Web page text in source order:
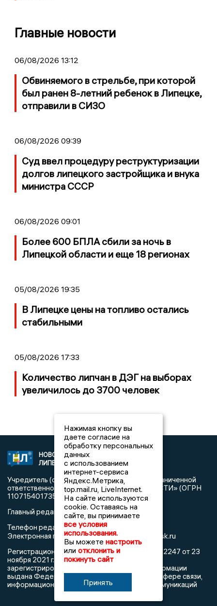
Главные новости
06/08/2026 13:12
Обвиняемого в стрельбе, при которой
был ранен 8-летний ребенок в Липецке,
отправили в СИЗО
06/08/2026 09:39
Суд ввел процедуру реструктуризации
долгов липецкого застройщика и внука
министра СССР
06/08/2026 09:01
Более 600 БПЛА сбили за ночь в
Липецкой области и еще 18 регионах
05/08/2026 19:35
В Липецке цены на топливо остались
стабильными
05/08/2026 17:33
Количество липчан в ДЭГ на выборах
увеличилось до 3700 человек
НОВОСТИ
ЛИПЕЦКА
2021 © NEWSLIPETSK.RU | СИ
«Новости Липецка»
Учредитель (соучредители): Общество с ограниченной
ответственностью «РЕГИОНАЛЬНЫЕ НОВОСТИ» (ОГРН
1107154017354)
Главный редактор: Герцог Е.Г.
Телефон редакции: +7 903 699 9427
Электронная почта редакции:info@newslipetsk.ru
Регистрационный номер: серия Эл № ФС77-82247 от 23
ноября 2021 г. согласно выписке из реестра
зарегистрированных средств массовой информации
выдана Федеральной службой по надзору в сфере связи,
информационных технологий и массовых коммуникаций
Нажимая кнопку вы
даете согласие на
обработку персональных
данных
с использованием
интернет-сервиса
Яндекс.Метрика,
top.mail.ru, LiveInternet.
На сайте используются
cookie. Оставаясь на
сайте, вы принимаете
все условия
использования.
Вы можете настроить
или отклонить и
покинуть сайт
Принять